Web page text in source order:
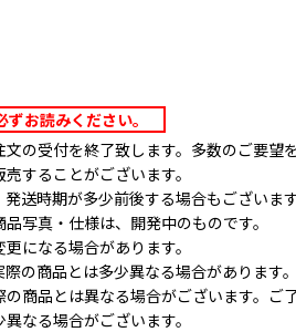
ずお読みください。
の受付を終了致します。多数のご要望
することがございます。
送時期が多少前後する場合もございま
写真・仕様は、開発中のものです。
になる場合があります。
の商品とは多少異なる場合があります。
商品とは異なる場合がございます。ご
なる場合がございます。